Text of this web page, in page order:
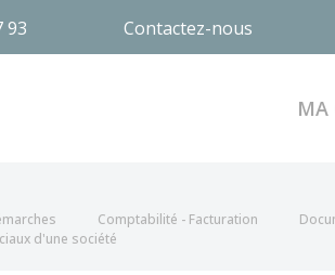
93 Contactez-nous
MA
Comptabilité - Facturation
d'une société